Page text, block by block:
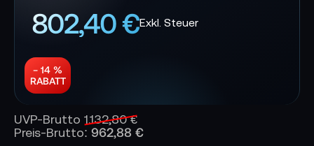
802,40 €
− 14 %
RABATT
UVP-Brutto 1.132,80 €
Preis-Brutto: 962,88 €